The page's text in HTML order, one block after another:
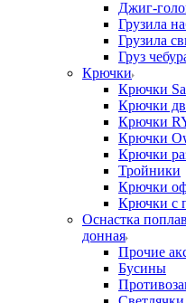
Джиг-
Грузила
Грузила
Груз
Крючки
Крючки
Крючки
Крючки
Крючки
Крючки
Тройники
Крючки
Крючки с
Оснастка
донная
Прочие
Бусины